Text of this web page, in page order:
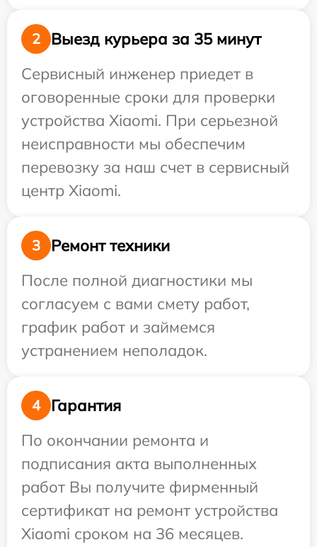
2
Выезд курьера за 35 минут
Сервисный инженер приедет в
оговоренные сроки для проверки
устройства Xiaomi. При серьезной
неисправности мы обеспечим
перевозку за наш счет в сервисный
центр Xiaomi.
3
Ремонт техники
После полной диагностики мы
согласуем с вами смету работ,
график работ и займемся
устранением неполадок.
4
Гарантия
По окончании ремонта и
подписания акта выполненных
работ Вы получите фирменный
сертификат на ремонт устройства
Xiaomi сроком на 36 месяцев.